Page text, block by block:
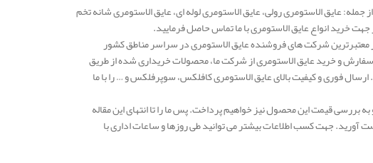
عایق الاستومری رولی، عایق الاستومری لوله ای، عایق الاستومری شانه تخم
خرید انواع عایق الاستومری با ما تماس حاصل فرمایید.
رسد و طی این یک دهه یکی از معتبرترین شرکت های فروشنده عایق الاستومری در سراسر مناطق کشور
و خرید عایق الاستومری از شرکت ما، محصولات خریداری شده از طریق
فوری و کیفیت بالای عایق الاستومری کافلکس، سوپرفلکس و … را با ما
قیمت این محصول نیز خواهیم پرداخت. پس ما را تا انتهای این مقاله
آورید. جهت کسب اطلاعات بیشتر می توانید طی روزها و ساعات اداری با